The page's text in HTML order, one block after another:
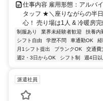
仕事内容 雇用形態：アルバ
タッフ ★＼座りながらの半
心！ 売り場は1人 & 冷暖房
制服あり 業界未経験者歓迎 扶養内
シフト自由
学歴不問 車通勤OK
月1シフト提出
ブランクOK 交通費
週2・3日からOK
シフト制 週4日
派遣社員